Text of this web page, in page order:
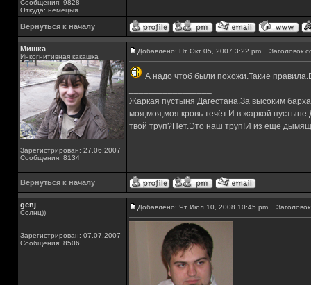
Сообщения: 9828
Откуда: немецыя
Вернуться к началу
Мишка
Инкогнитивная какашка
Зарегистрирован: 27.06.2007
Сообщения: 8134
Добавлено: Пт Окт 05, 2007 3:22 pm Заголовок
А надо чтоб были похожи.Такие
Жаркая пустыня Дагестана.За высоким
моя,моя,моя кровь течёт.И в жаркой
твой труп?Нет.Это наш труп!И из ещё
Вернуться к началу
genj
Солнц))
Зарегистрирован: 07.07.2007
Сообщения: 8506
Добавлено: Чт Июл 10, 2008 10:45 pm